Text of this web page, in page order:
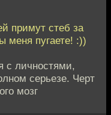
примут стеб за
меня пугаете! :))
с личностями,
серьезе. Черт
мозг